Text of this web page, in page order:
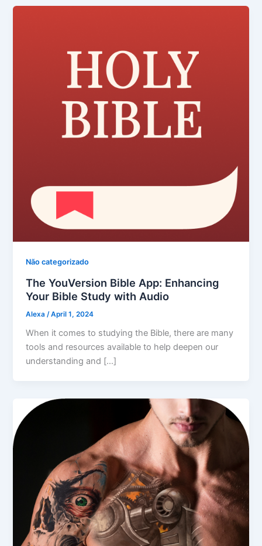
Não categorizado
The YouVersion Bible App: Enhancing
Your Bible Study with Audio
Alexa /April 1, 2024
When it comes to studying the Bible, there are many
tools and resources available to help deepen our
understanding and […]